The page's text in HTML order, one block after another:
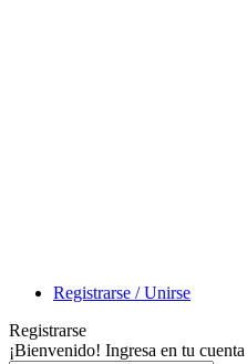
Registrarse / Unirse
Registrarse
¡Bienvenido! Ingresa en tu cuenta